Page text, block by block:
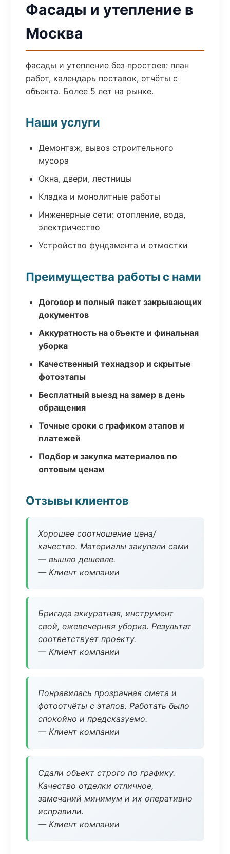
Фасады и утепление в
Москва
фасады и утепление без простоев: план
работ, календарь поставок, отчёты с
объекта. Более 5 лет на рынке.
Наши услуги
Демонтаж, вывоз строительного
мусора
Окна, двери, лестницы
Кладка и монолитные работы
Инженерные сети: отопление, вода,
электричество
Устройство фундамента и отмостки
Преимущества работы с нами
Договор и полный пакет закрывающих
документов
Аккуратность на объекте и финальная
уборка
Качественный технадзор и скрытые
фотоэтапы
Бесплатный выезд на замер в день
обращения
Точные сроки с графиком этапов и
платежей
Подбор и закупка материалов по
оптовым ценам
Отзывы клиентов
Хорошее соотношение цена/
качество. Материалы закупали сами
— вышло дешевле.
— Клиент компании
Бригада аккуратная, инструмент
свой, ежевечерняя уборка. Результат
соответствует проекту.
— Клиент компании
Понравилась прозрачная смета и
фотоотчёты с этапов. Работать было
спокойно и предсказуемо.
— Клиент компании
Сдали объект строго по графику.
Качество отделки отличное,
замечаний минимум и их оперативно
исправили.
— Клиент компании